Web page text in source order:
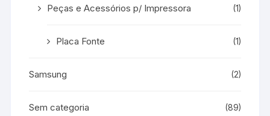
Peças e Acessórios p/ Impressora (1)
Placa Fonte (1)
Samsung (2)
Sem categoria (89)